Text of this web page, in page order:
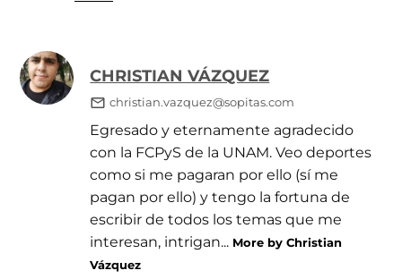
CHRISTIAN VÁZQUEZ
christian.vazquez@sopitas.com
Egresado y eternamente agradecido
con la FCPyS de la UNAM. Veo deportes
como si me pagaran por ello (sí me
pagan por ello) y tengo la fortuna de
escribir de todos los temas que me
interesan, intrigan... More by Christian
Vázquez